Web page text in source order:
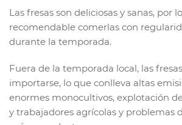
Las fresas son deliciosas y sanas, por
recomendable comerlas con
durante la temporada.
Fuera de la temporada local, las
importarse, lo que conlleva altas
enormes monocultivos, explotación
y trabajadores agrícolas y problemas